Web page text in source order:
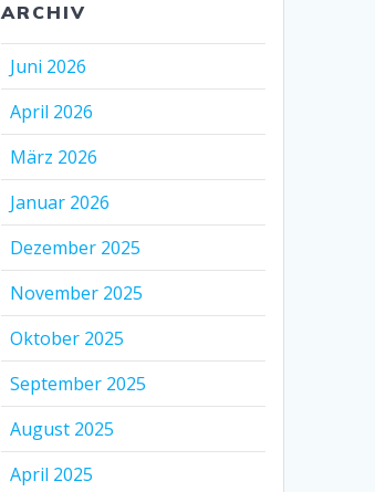
ARCHIV
Juni 2026
April 2026
März 2026
Januar 2026
Dezember 2025
November 2025
Oktober 2025
September 2025
August 2025
April 2025